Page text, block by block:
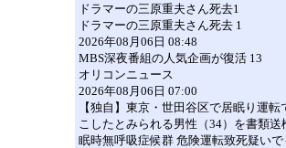
ドラマーの三原重夫さん死去1
ドラマーの三原重夫さん死去 1
2026年08月06日 08:48
MBS深夜番組の人気企画が復活 13
オリコンニュース
2026年08月06日 07:00
【独自】東京・世田谷区で居眠り運
こしたとみられる男性（34）を書類
眠時無呼吸症候群 危険運転致死疑いで